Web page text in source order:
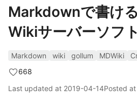
Markdownで書け
Wikiサーバーソフ
Markdown wiki gollum MDWiki
668
Last updated at 2019-04-14Posted at